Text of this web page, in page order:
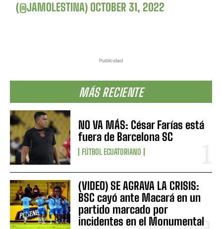
Publicidad
MÁS RECIENTE
NO VA MÁS: César Farías está
fuera de Barcelona SC
FÚTBOL ECUATORIANO
(VIDEO) SE AGRAVA LA CRISIS:
BSC cayó ante Macará en un
partido marcado por
incidentes en el Monumental
(@JAMOLESTINA) OCTOBER 31, 2022